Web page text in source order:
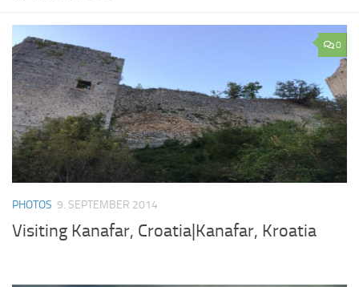
0
PHOTOS 9. SEPTEMBER 2014
Visiting Kanafar, Croatia|Kanafar, Kroatia